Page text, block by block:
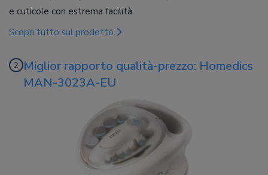
e cuticole con estrema facilità.
Scopri tutto sul prodotto
Miglior rapporto qualità-prezzo: Homedics
MAN-3023A-EU